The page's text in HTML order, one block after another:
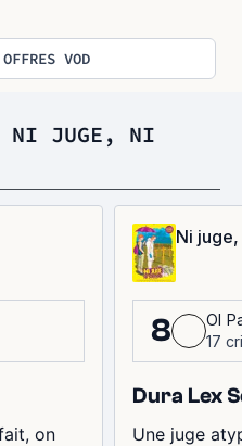
VOD
NI JUGE, NI
on
Ni
8
Ol
17
Dura Lex
Une juge